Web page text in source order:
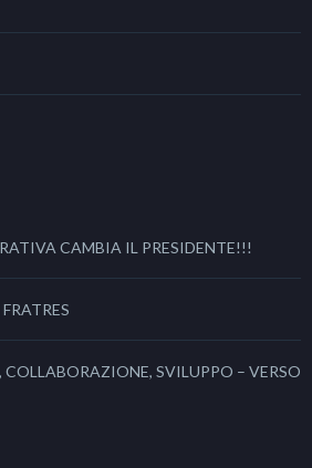
CAMBIA IL PRESIDENTE!!!
COLLABORAZIONE, SVILUPPO – VERSO